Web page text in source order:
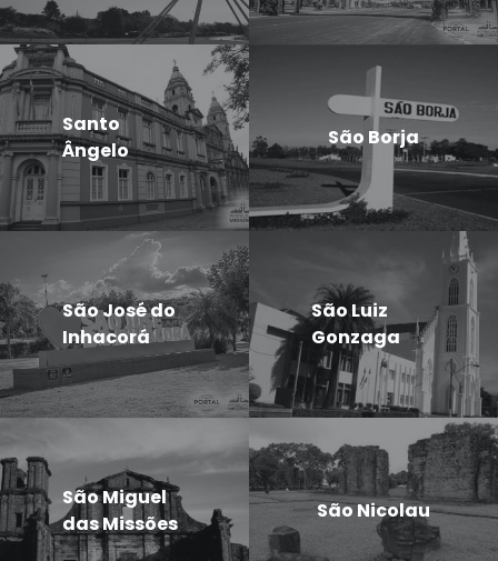
Santo
Ângelo
São Borja
São José do
Inhacorá
São Luiz
Gonzaga
São Miguel
das Missões
São Nicolau